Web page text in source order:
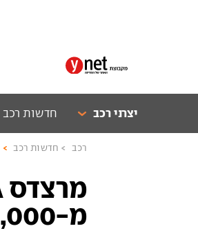
יצרני רכב חדשות רכב
רכב חדשות רכב
מ-253,000 שקל